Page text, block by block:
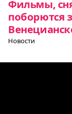
Фильмы,
поборются
Новости